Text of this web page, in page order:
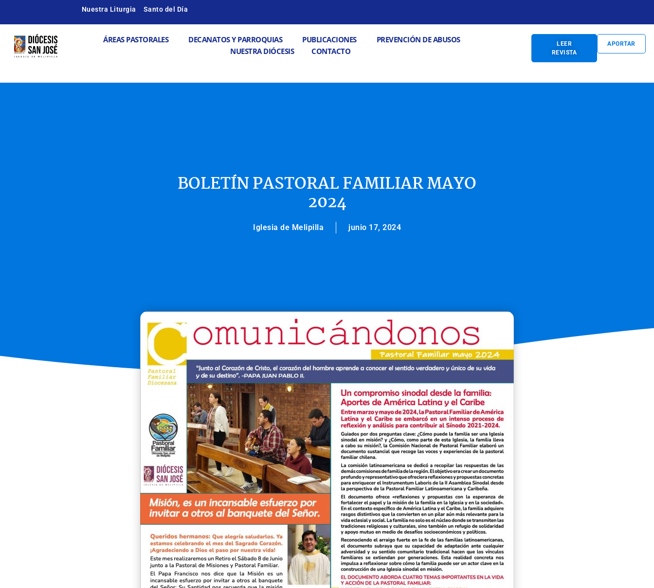
Nuestra Liturgia Santo del Día
ÁREAS PASTORALES Abrir ÁREAS PASTORALES
DECANATOS Y PARROQUIAS Abrir DECANATOS Y PARROQUIAS
PUBLICACIONES Abrir PUBLICACIONES
PREVENCIÓN DE ABUSOS
Abrir PREVENCIÓN DE ABUSOS
NUESTRA DIÓCESIS
CONTACTO
LEER
REVISTA
APORTAR
BOLETÍN PASTORAL FAMILIAR MAYO
2024
Iglesia de Melipilla junio 17, 2024